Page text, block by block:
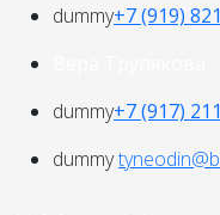
dummy+7 (919)
dummy+7 (917)
dummy